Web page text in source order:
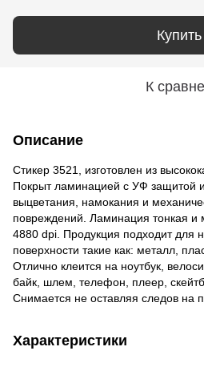
Купить
К
Описание
Стикер 3521, изготовлен из
Покрыт ламинацией с УФ защитой
выцветания, намокания и
повреждений. Ламинация тонкая и
4880 dpi. Продукция подходит для
поверхности такие как: металл,
Отлично клеится на ноутбук,
байк, шлем, телефон, плеер,
Снимается не оставляя следов на
Характеристики